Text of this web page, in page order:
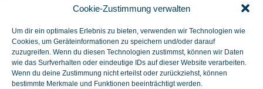
Cookie-Zustimmung verwalten
Um dir ein optimales Erlebnis zu bieten, verwenden wir Technologien wie
Cookies, um Geräteinformationen zu speichern und/oder darauf
zuzugreifen. Wenn du diesen Technologien zustimmst, können wir Daten
wie das Surfverhalten oder eindeutige IDs auf dieser Website verarbeiten.
Wenn du deine Zustimmung nicht erteilst oder zurückziehst, können
bestimmte Merkmale und Funktionen beeinträchtigt werden.
www.caralux.de
www.pv-green-solar.de
tankstelle.caralux.de
www.caraluxdigital.de